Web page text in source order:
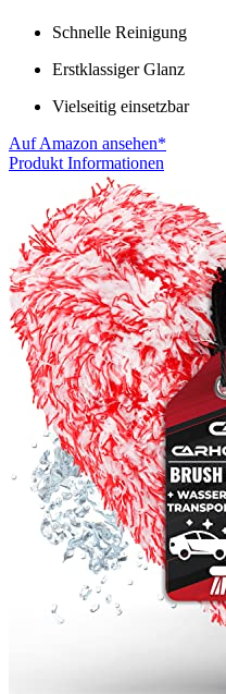
Schnelle Reinigung
Erstklassiger Glanz
Vielseitig einsetzbar
Auf Amazon ansehen*
Produkt Informationen